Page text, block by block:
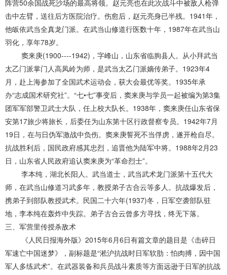
阵营50余国战死沙场的最高将领。赵元亮也在此次战斗中被敌人枪弹
击中左臂，送往后方医院治疗。伤愈后，赵元亮身已半残。1941年，
他皈依武当全真龙门派。在武当山修道行医数十年，1987年在武当山
羽化，享年78岁。
窦来庚(1900----1942)，字峰山，山东省临朐县人。从小拜武当
太乙门派掌门人高凤岭为师，是武当太乙门派嫡传弟子。1923年4
月，赴上海参加了全国武术运动会，获大会最优等奖。1935年承
办“志成国术研究社”。“七•七”事变后，窦来庚与学员一起被编为第3集
团军军部警卫武士大队，任上校大队长。1938年，窦来庚任山东省保
安第17旅少将旅长，后委任为山东第十区行政督察专员。1942年7月
19日，在与日伪军激战中负伤。窦来庚誓死不当俘虏，遂开枪自尽。
抗战胜利后，国民政府感其忠烈，追晋他为陆军中将。1988年2月23
日，山东省人民政府追认窦来庚为“革命烈士”。
李本纯，湖北长阳人。武当道士，武当武术龙门派第十五代大
师，在武当山修道习武多年，教授弟子古合云等多人。抗战爆发后，
携弟子到部队教授武术。民国二十六年(1937)冬，日军空袭部队驻
地，李本纯在轰炸中失踪。弟子古合云曾多方寻找，终无下落。
三、军营里传授杀敌术
《人民日报海外版》2015年6月6日有篇文章的题目是《击碎日
军速亡中国迷梦》，副标题是“淞沪抗战时日军软肋：怕肉搏，因中国
军人多练武术”。在武器装备和兵员战斗素质等方面远逊于日军的抗战